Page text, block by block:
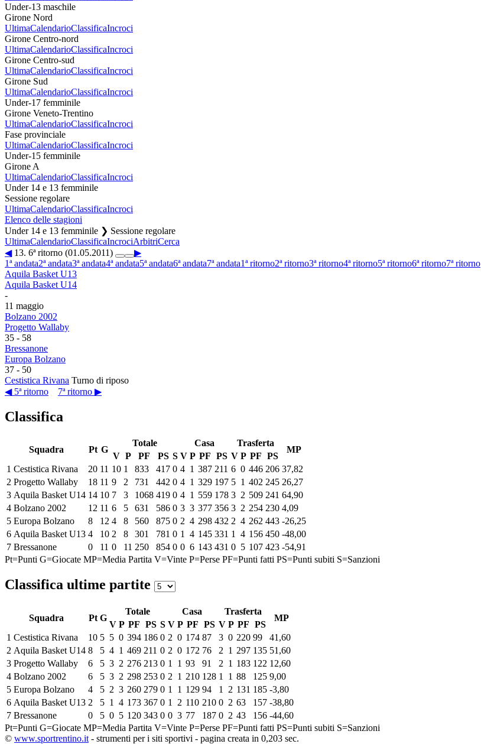
Under-13 maschile
Girone Nord
UltimaCalendarioClassificaIncroci
Girone Centro-nord
UltimaCalendarioClassificaIncroci
Girone Centro-sud
UltimaCalendarioClassificaIncroci
Girone Sud
UltimaCalendarioClassificaIncroci
Under-17 femminile
Girone Veneto-Trentino
UltimaCalendarioClassificaIncroci
Fase provinciale
UltimaCalendarioClassificaIncroci
Under-15 femminile
Girone A
UltimaCalendarioClassificaIncroci
Under 14 e 13 femminile
Sessione regolare
UltimaCalendarioClassificaIncroci
Elenco delle stagioni
Under 14 e 13 femminile ❯ Sessione regolare
UltimaCalendarioClassificaIncrociArbitriCerca
◀13. 6ª ritorno (01.05.2011)
▶
1ª andata2ª andata3ª andata4ª andata5ª andata6ª andata7ª andata1ª ritorno2ª ritorno3ª ritorno4ª ritorno5ª ritorno6ª ritorno7ª ritorno
Aquila Basket U13
Aquila Basket U14
-
11 maggio
Bolzano 2002
Progetto Wallaby
35 - 58
Bressanone
Europa Bolzano
37 - 50
Cestistica Rivana Turno di riposo
◀ 5ª ritorno
7ª ritorno ▶
Classifica
Squadra Pt G
Totale Casa Trasferta
MP
V P PF PS S V P PF PS V P PF PS
1 Cestistica Rivana 20 11 10 1 833 417 0 4 1 387 211 6 0 446 206 37,82
2 Progetto Wallaby 18 11 9 2 731 442 0 4 1 329 197 5 1 402 245 26,27
3 Aquila Basket U14 14 10 7 3 1068 419 0 4 1 559 178 3 2 509 241 64,90
4 Bolzano 2002 12 11 6 5 631 586 0 3 3 377 356 3 2 254 230 4,09
5 Europa Bolzano 8 12 4 8 560 875 0 2 4 298 432 2 4 262 443 -26,25
6 Aquila Basket U13 4 10 2 8 301 781 0 1 4 145 331 1 4 156 450 -48,00
7 Bressanone 0 11 0 11 250 854 0 0 6 143 431 0 5 107 423 -54,91
Pt=Punti G=Giocate MP=Media Partita V=Vinte P=Perse PF=Punti fatti PS=Punti subiti S=Sanzioni
Classifica ultime partite
Squadra Pt G
Totale Casa Trasferta
MP
V P PF PS S V P PF PS V P PF PS
1 Cestistica Rivana 10 5 5 0 394 186 0 2 0 174 87 3 0 220 99
41,60
2 Aquila Basket U14 8 5 4 1 469 211 0 2 0 172 76 2 1 297 135 51,60
3 Progetto Wallaby 6 5 3 2 276 213 0 1 1 93 91 2 1 183 122 12,60
4 Bolzano 2002 6 5 3 2 298 253 0 2 1 210 128 1 1 88 125 9,00
5 Europa Bolzano 4 5 2 3 260 279 0 1 1 129 94 1 2 131 185 -3,80
6 Aquila Basket U13 2 5 1 4 173 367 0 1 2 110 210 0 2 63 157 -38,80
7 Bressanone 0 5 0 5 120 343 0 0 3 77 187 0 2 43 156 -44,60
Pt=Punti G=Giocate MP=Media Partita V=Vinte P=Perse PF=Punti fatti PS=Punti subiti S=Sanzioni
© www.sportrentino.it - strumenti per i siti sportivi - pagina creata in 0,203 sec.